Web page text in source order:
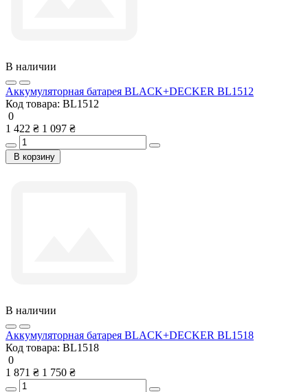
В наличии
Аккумуляторная батарея BLACK+DECKER BL1512
Код товара: BL1512
0
1 422 ₴ 1 097 ₴
В корзину
В наличии
Аккумуляторная батарея BLACK+DECKER BL1518
Код товара: BL1518
0
1 871 ₴ 1 750 ₴